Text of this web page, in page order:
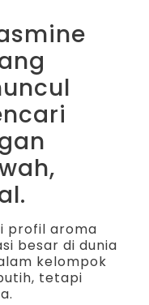
profil aroma
besar di dunia
kelompok
tetapi